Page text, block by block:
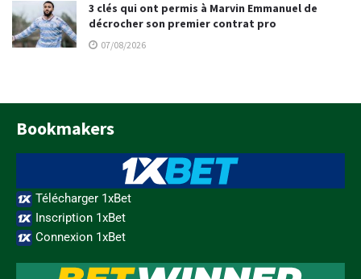
3 clés qui ont permis à Marvin Emmanuel de
décrocher son premier contrat pro
07/08/2026
Bookmakers
Télécharger 1xBet
Inscription 1xBet
Connexion 1xBet